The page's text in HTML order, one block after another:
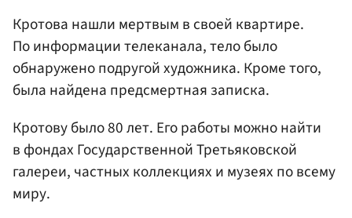
Кротова нашли мертвым в своей квартире.
По информации телеканала, тело было
обнаружено подругой художника. Кроме того,
была найдена предсмертная записка.
Кротову было 80 лет. Его работы можно найти
в фондах Государственной Третьяковской
галереи, частных коллекциях и музеях по всему
миру.